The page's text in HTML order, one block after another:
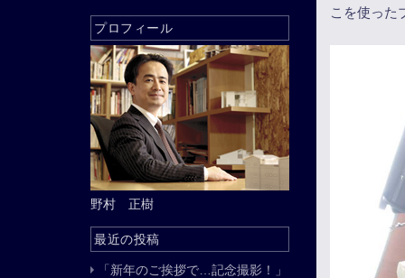
こを使った
プロフィール
野村 正樹
最近の投稿
「新年のご挨拶で…記念撮影！」